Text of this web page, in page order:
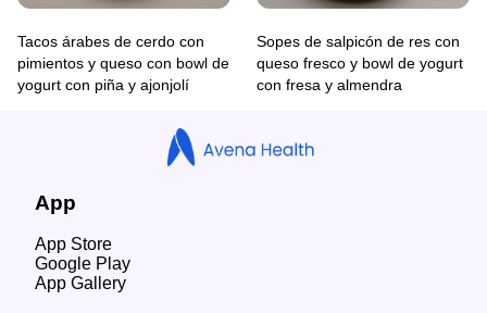
Tacos árabes de cerdo con
pimientos y queso con bowl de
yogurt con piña y ajonjolí
Sopes de salpicón de res con
queso fresco y bowl de yogurt
con fresa y almendra
App
App Store
Google Play
App Gallery